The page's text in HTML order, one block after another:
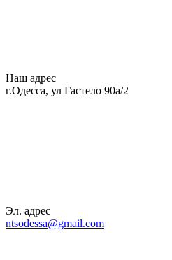
Наш адрес
г.Одесса, ул Гастело 90а/2
Эл. адрес
ntsodessa@gmail.com